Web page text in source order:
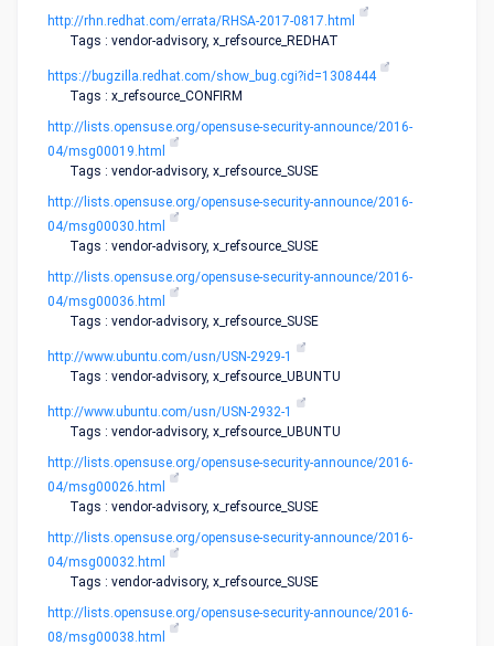
http://rhn.redhat.com/errata/RHSA-2017-0817.html
Tags : vendor-advisory, x_refsource_REDHAT
https://bugzilla.redhat.com/show_bug.cgi?id=1308444
Tags : x_refsource_CONFIRM
http://lists.opensuse.org/opensuse-security-announce/2016-
04/msg00019.html
Tags : vendor-advisory, x_refsource_SUSE
http://lists.opensuse.org/opensuse-security-announce/2016-
04/msg00030.html
Tags : vendor-advisory, x_refsource_SUSE
http://lists.opensuse.org/opensuse-security-announce/2016-
04/msg00036.html
Tags : vendor-advisory, x_refsource_SUSE
http://www.ubuntu.com/usn/USN-2929-1
Tags : vendor-advisory, x_refsource_UBUNTU
http://www.ubuntu.com/usn/USN-2932-1
Tags : vendor-advisory, x_refsource_UBUNTU
http://lists.opensuse.org/opensuse-security-announce/2016-
04/msg00026.html
Tags : vendor-advisory, x_refsource_SUSE
http://lists.opensuse.org/opensuse-security-announce/2016-
04/msg00032.html
Tags : vendor-advisory, x_refsource_SUSE
http://lists.opensuse.org/opensuse-security-announce/2016-
08/msg00038.html